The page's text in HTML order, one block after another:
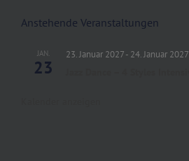
Anstehende Veranstaltungen
JAN.
23
23. Januar 2027- 24. Januar 2027